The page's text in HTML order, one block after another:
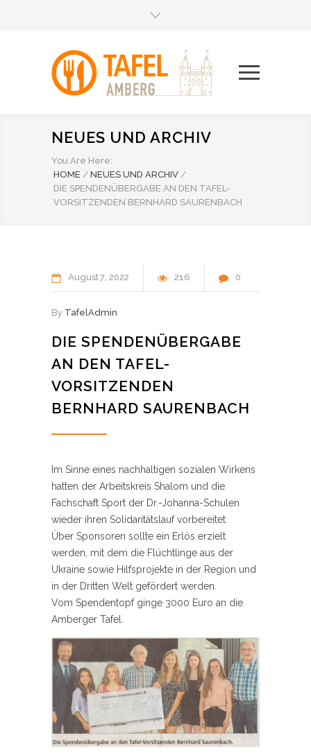
NEUES UND ARCHIV
You Are Here:
HOME / NEUES UND ARCHIV /
DIE SPENDENÜBERGABE AN DEN TAFEL-
VORSITZENDEN BERNHARD SAURENBACH
August7 2022 216 0
By TafelAdmin
DIE SPENDENÜBERGABE
AN DEN TAFEL-
VORSITZENDEN
BERNHARD SAURENBACH
Im Sinne eines nachhaltigen sozialen Wirkens
hatten der Arbeitskreis Shalom und die
Fachschaft Sport der Dr.-Johanna-Schulen
wieder ihren Solidaritätslauf vorbereitet.
Über Sponsoren sollte ein Erlös erzielt
werden, mit dem die Flüchtlinge aus der
Ukraine sowie Hilfsprojekte in der Region und
in der Dritten Welt gefördert werden.
Vom Spendentopf ginge 3000 Euro an die
Amberger Tafel.